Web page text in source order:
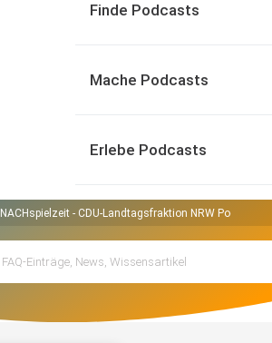
Finde Podcasts
Mache Podcasts
Erlebe Podcasts
NACHspielzeit - CDU-Landtagsfraktion NRW Podcast